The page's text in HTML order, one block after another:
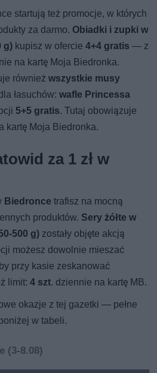
startują też promocje, w których
za darmo. Obiadki i zupki w
g) kupisz w ofercie4+4 gratis — z
na kartę Moja Biedronka.
równieżwszystkie musy
łasuchów:wafle Princessa
5+5 gratis. Tutaj obowiązuje
kartę Moja Biedronka.
za 1 zł w
Biedronce trafisz na mocną
produktów. Sery żółte w
500 g) zostały objęte akcją
możesz dowolnie mieszać
przy kasie zeskanować
limit:4 szt. dziennie na kartę MB.
okazje z tej gazetki — pełne
w tabeli.
(3-8.08)